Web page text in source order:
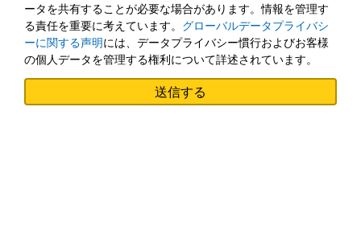
ータを共有することが必要な場合があります。情報を管理す
る責任を重要に考えています。 グローバルデータプライバシ
ーに関する声明には、データプライバシー慣行およびお客様
の個人データを管理する権利について詳述されています。